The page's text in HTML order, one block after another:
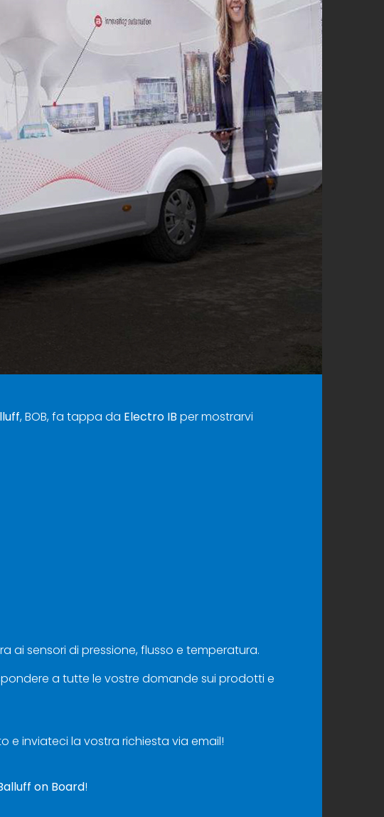
, BOB, fa tappa da Electro IB per mostrarvi
ai sensori di pressione, flusso e temperatura.
a tutte le vostre domande sui prodotti e
e inviateci la vostra richiesta via email!
on Board!